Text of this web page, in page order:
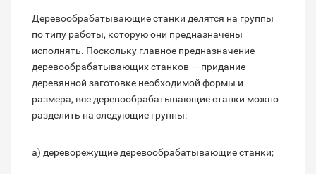
Деревообрабатывающие станки делятся на группы
по типу работы, которую они предназначены
исполнять. Поскольку главное предназначение
деревообрабатывающих станков — придание
деревянной заготовке необходимой формы и
размера, все деревообрабатывающие станки можно
разделить на следующие группы:
а) дереворежущие деревообрабатывающие станки;